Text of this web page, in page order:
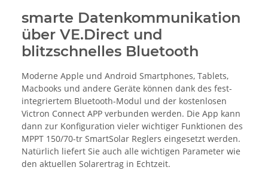
smarte Datenkommunikation
über VE.Direct und
blitzschnelles Bluetooth
Moderne Apple und Android Smartphones, Tablets,
Macbooks und andere Geräte können dank des fest-
integriertem Bluetooth-Modul und der kostenlosen
Victron Connect APP verbunden werden. Die App kann
dann zur Konfiguration vieler wichtiger Funktionen des
MPPT 150/70-tr SmartSolar Reglers eingesetzt werden.
Natürlich liefert Sie auch alle wichtigen Parameter wie
den aktuellen Solarertrag in Echtzeit.